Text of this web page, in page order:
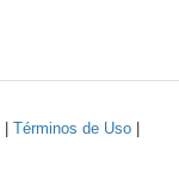
Términos de Uso